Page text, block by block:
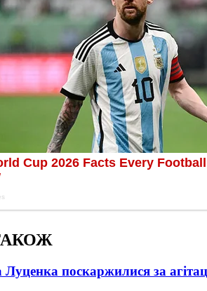
поскаржилися за